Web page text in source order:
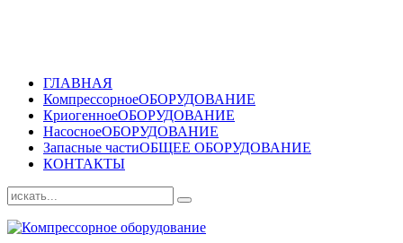
ГЛАВНАЯ
КомпрессорноеОБОРУДОВАНИЕ
КриогенноеОБОРУДОВАНИЕ
НасосноеОБОРУДОВАНИЕ
Запасные частиОБЩЕЕ ОБОРУДОВАНИЕ
КОНТАКТЫ